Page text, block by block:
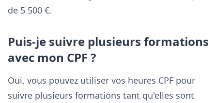
de 5 500 €.
Puis-je suivre plusieurs formations
avec mon CPF ?
Oui, vous pouvez utiliser vos heures CPF pour
suivre plusieurs formations tant qu'elles sont